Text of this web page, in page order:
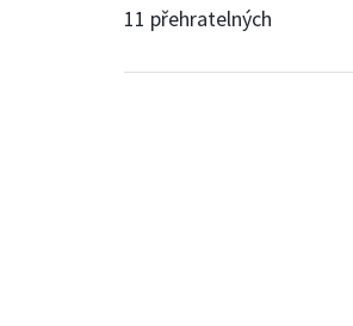
11 přehratelných